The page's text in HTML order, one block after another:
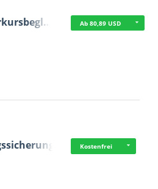
Ab 80,89 USD
Kostenfrei